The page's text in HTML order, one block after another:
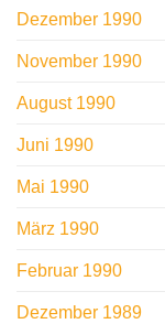
Dezember 1990
November 1990
August 1990
Juni 1990
Mai 1990
März 1990
Februar 1990
Dezember 1989